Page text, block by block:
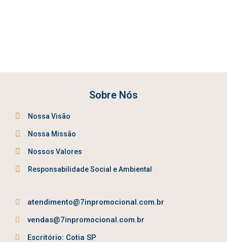
Sobre Nós
Nossa Visão
Nossa Missão
Nossos Valores
Responsabilidade Social e Ambiental
atendimento@7inpromocional.com.br
vendas@7inpromocional.com.br
Escritório: Cotia SP